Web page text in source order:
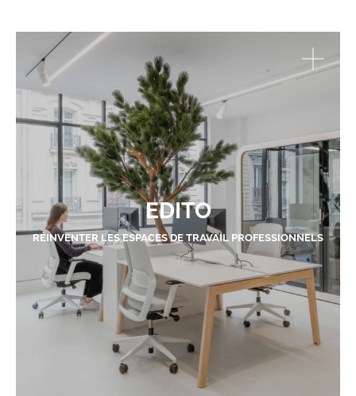
EDITO
RÉINVENTER LES ESPACES DE TRAVAIL PROFESSIONNELS